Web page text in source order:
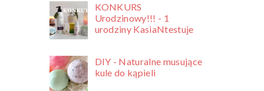
KONKURS
Urodzinowy!!! - 1
urodziny KasiaNtestuje
DIY - Naturalne musujące
kule do kąpieli